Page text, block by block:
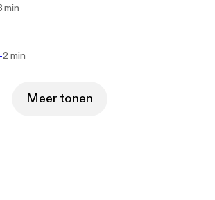
min
-2 min
Meer tonen